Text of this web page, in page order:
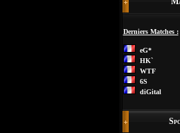
Derniers Matches :
eG*
HK`
WTF
6S
diGital